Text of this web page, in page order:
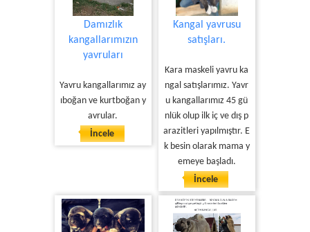
Damızlık
kangallarımızın
yavruları
Yavru kangallarımız ay
ıboğan ve kurtboğan y
avrular.
İncele
Kangal yavrusu
satışları.
Kara maskeli yavru ka
ngal satışlarımız. Yavr
u kangallarımız 45 gü
nlük olup ilk iç ve dış p
arazitleri yapılmıştır. E
k besin olarak mama y
emeye başladı.
İncele